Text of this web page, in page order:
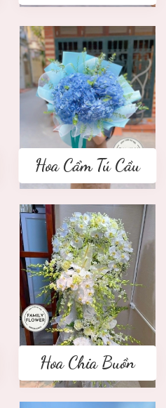
Hoa Cẩm Tú Cầu
Hoa Chia Buồn